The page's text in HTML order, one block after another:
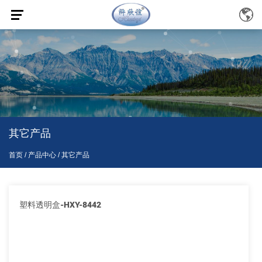
其它产品
首页 / 产品中心 /其它产品
塑料透明盒-HXY-8442